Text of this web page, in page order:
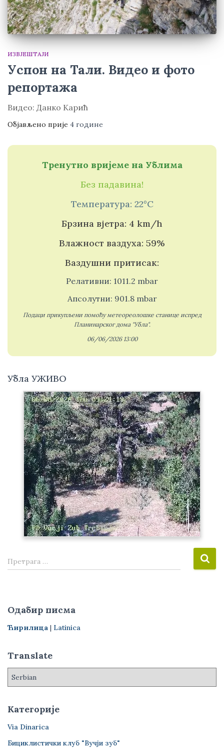
ИЗВЈЕШТАЈИ
Успон на Тали. Видео и фото
репортажа
Видео: Данко Карић
Објављено прије 4 године
Тренутно вријеме на Ублима
Без падавина!
Температура: 22°C
Брзина вјетра: 4 km/h
Влажност ваздуха: 59%
Ваздушни притисак:
Релативни: 1011.2 mbar
Апсолутни: 901.8 mbar
Подаци прикупљени помоћу метеореолошке станице испред
Планинарског дома "Убла".
06/06/2026 13:00
Убла УЖИВО
П
р
а
г
а
:
Претрага …
Одабир писма
Ћирилица | Latinica
Translate
Категорије
Via Dinarica
Бициклистички клуб "Вучји зуб"